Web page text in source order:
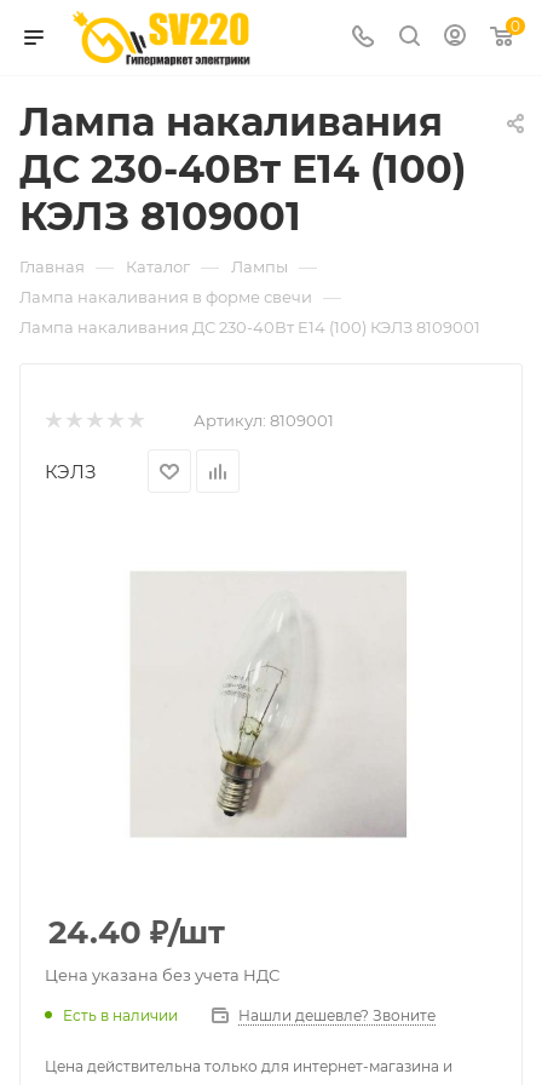
0
Лампа накаливания
ДС 230-40Вт E14 (100)
КЭЛЗ 8109001
Главная — Каталог — Лампы —
Лампа накаливания в форме свечи —
Лампа накаливания ДС 230-40Вт E14 (100) КЭЛЗ 8109001
Артикул: 8109001
КЭЛЗ
24.40 ₽/шт
Цена указана без учета НДС
Есть в наличии Нашли дешевле? Звоните
Цена действительна только для интернет-магазина и